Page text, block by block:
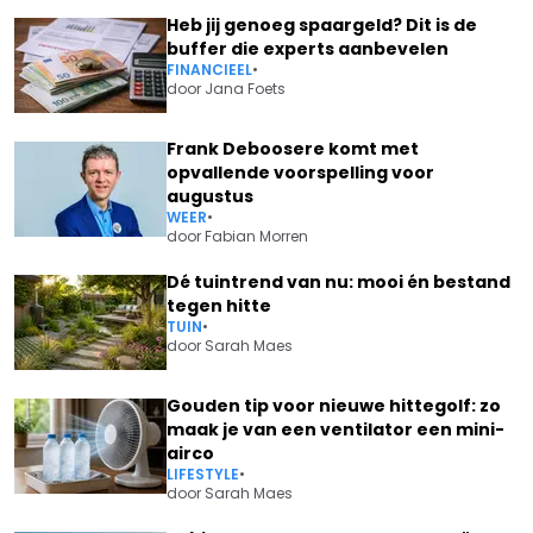
Heb jij genoeg spaargeld? Dit is de
buffer die experts aanbevelen
FINANCIEEL•
door Jana Foets
Frank Deboosere komt met
opvallende voorspelling voor
augustus
WEER•
doorFabian Morren
Dé tuintrend van nu: mooi én bestand
tegen hitte
TUIN•
door Sarah Maes
Gouden tip voor nieuwe hittegolf: zo
maak je van een ventilator een mini-
airco
LIFESTYLE•
door Sarah Maes